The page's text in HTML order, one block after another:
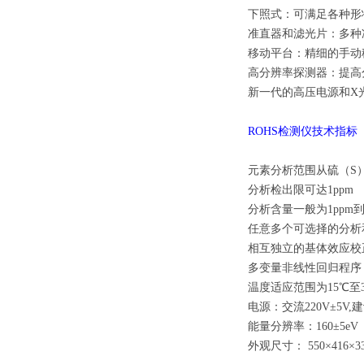
下照式：可满足各种
准直器和滤光片：多
移动平台：精细的手
高分辨率探测器：提
新一代的高压电源和X
ROHS检测仪技术指标
元素分析范围从硫（ S
分析检出限可达1ppm
分析含量一般为1ppm到
任意多个可选择的分
相互独立的基体效应
多变量非线性回归程序
温度适应范围为15℃至
电源：交流220V±5V,
能量分辨率： 160±5eV
外观尺寸：
550×416×